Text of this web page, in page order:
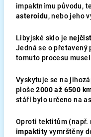
impaktnímu původu,
asteroidu, nebo jeho
Libyjské sklo je
Jedná se o přetavený
tomuto procesu
Vyskytuje se na
ploše2000 až 6500
stáří bylo určeno na
Oproti tektitům (např.
impaktity vymrštěny